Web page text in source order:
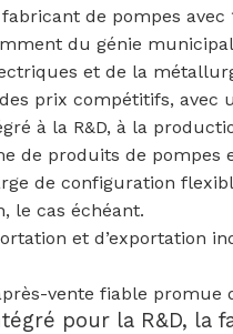
de pompes
du génie
et de la
prix compétitifs, avec
à la R&D, à la
de produits de
de configuration
le cas échéant.
et d’exportation
vente fiable promue
pour la R&D, la